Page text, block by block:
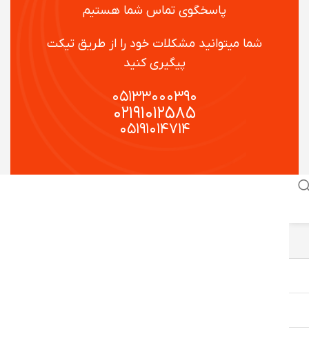
پاسخگوی تماس شما هستیم
شما میتوانید مشکلات خود را از طریق تیکت
پیگیری کنید
۰۵۱۳۳۰۰۰۳۹۰
۰۲۱۹۱۰۱۲۵۸۵
۰۵۱۹۱۰۱۴۷۱۴